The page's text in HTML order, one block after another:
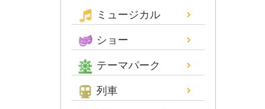
ミュージカル
ショー
テーマパーク
列車